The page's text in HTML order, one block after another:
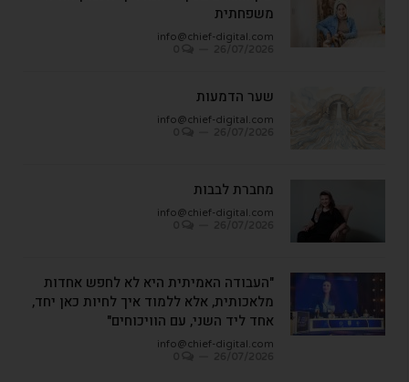
משפחתית
info@chief-digital.com
שער הדמעות
info@chief-digital.com
מחברת לבבות
info@chief-digital.com
"העבודה האמיתית היא לא לחפש אחדות
מלאכותית, אלא ללמוד איך לחיות כאן יחד,
אחד ליד השני, עם הוויכוחים"
info@chief-digital.com